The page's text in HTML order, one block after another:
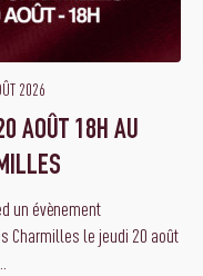
2026
AOÛT 18H AU
un évènement
Charmilles le jeudi 20 août